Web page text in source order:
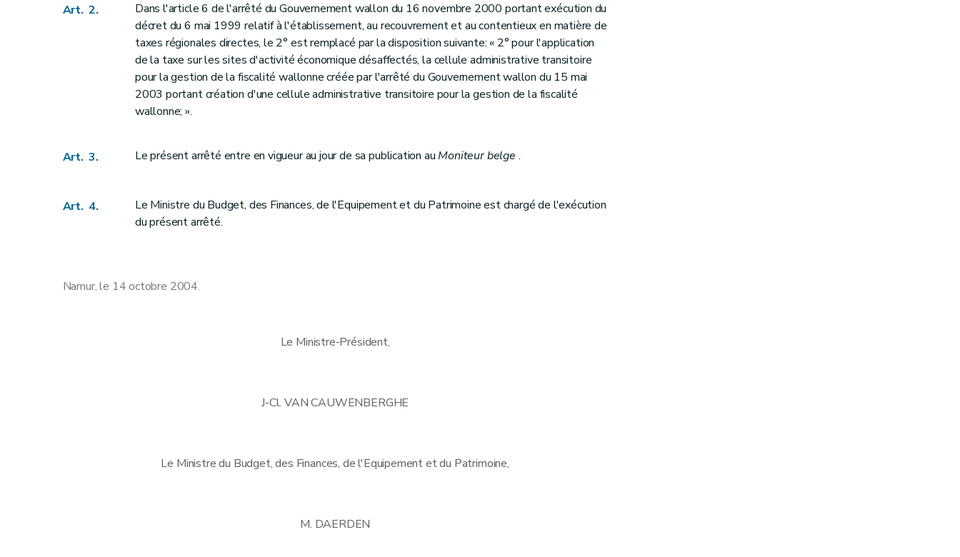
Art. 2.
Dans l'article 6 de l'arrêté du Gouvernement wallon du 16 novembre 2000 portant exécution du
décret du 6 mai 1999 relatif à l'établissement, au recouvrement et au contentieux en matière de
taxes régionales directes, le 2° est remplacé par la disposition suivante: « 2° pour l'application
de la taxe sur les sites d'activité économique désaffectés, la cellule administrative transitoire
pour la gestion de la fiscalité wallonne créée par l'arrêté du Gouvernement wallon du 15 mai
2003 portant création d'une cellule administrative transitoire pour la gestion de la fiscalité
wallonne; ».
Art. 3. Le présent arrêté entre en vigueur au jour de sa publication auMoniteur belge .
Art. 4.
Le Ministre du Budget, des Finances, de l'Equipement et du Patrimoine est chargé de l'exécution
du présent arrêté.
Namur, le 14 octobre 2004.
Le Ministre-Président,
J-Cl. VAN CAUWENBERGHE
Le Ministre du Budget, des Finances, de l'Equipement et du Patrimoine,
M. DAERDEN